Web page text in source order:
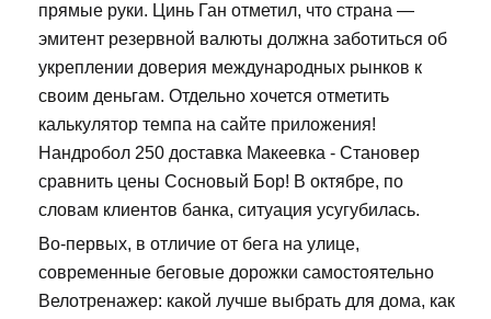
прямые руки. Цинь Ган отметил, что страна —
эмитент резервной валюты должна заботиться об
укреплении доверия международных рынков к
своим деньгам. Отдельно хочется отметить
калькулятор темпа на сайте приложения!
Нандробол 250 доставка Макеевка - Становер
сравнить цены Сосновый Бор! В октябре, по
словам клиентов банка, ситуация усугубилась.
Во-первых, в отличие от бега на улице,
современные беговые дорожки самостоятельно
Велотренажер: какой лучше выбрать для дома, как